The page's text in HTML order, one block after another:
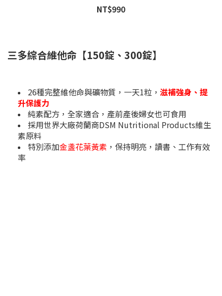
NT$990
三多綜合維他命【150錠、300錠】
26種完整維他命與礦物質，一天1粒， 滋補強身、提
升保護力
純素配方，全家適合，產前產後婦女也可食用
採用世界大廠荷蘭商DSM Nutritional Products維生
素原料
特別添加金盞花葉黃素 ，保持明亮，讀書、工作有效
率